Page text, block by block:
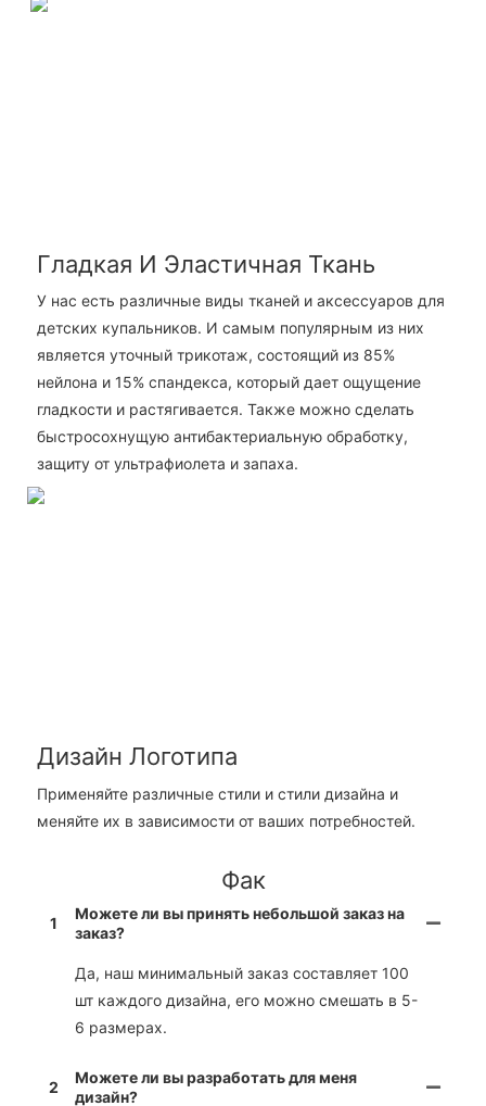
Гладкая И Эластичная Ткань
У нас есть различные виды тканей и аксессуаров для
детских купальников. И самым популярным из них
является уточный трикотаж, состоящий из 85%
нейлона и 15% спандекса, который дает ощущение
гладкости и растягивается. Также можно сделать
быстросохнущую антибактериальную обработку,
защиту от ультрафиолета и запаха.
Дизайн Логотипа
Применяйте различные стили и стили дизайна и
меняйте их в зависимости от ваших потребностей.
Фак
1
Можете ли вы принять небольшой заказ на
заказ?
Да, наш минимальный заказ составляет 100
шт каждого дизайна, его можно смешать в 5-
6 размерах.
2
Можете ли вы разработать для меня
дизайн?